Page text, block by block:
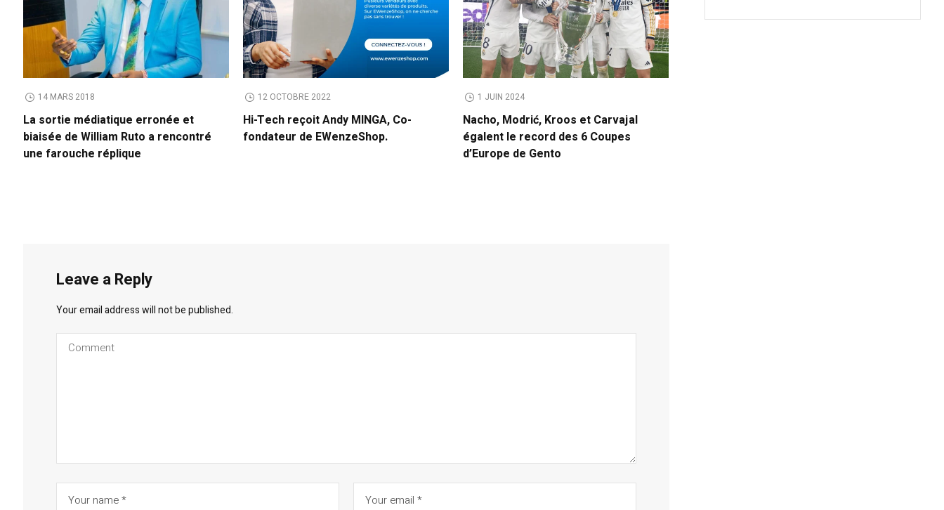
14 MARS 2018
La sortie médiatique erronée et
biaisée de William Ruto a rencontré
une farouche réplique
12 OCTOBRE 2022
Hi-Tech reçoit Andy MINGA, Co-
fondateur de EWenzeShop.
1 JUIN 2024
Nacho, Modrić, Kroos et Carvajal
égalent le record des 6 Coupes
d’Europe de Gento
Leave a Reply
Your email address will not be published.